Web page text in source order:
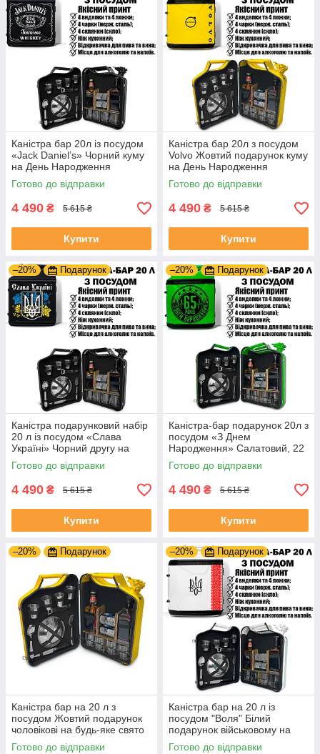
Каністра бар 20л із посудом
«Jack Daniel’s» Чорний куму
на День Народження
Готово до відправки
4 490 ₴ 5 615 ₴
Купити
Каністра бар 20л з посудом
Volvo Жовтий подарунок куму
на День Народження
Готово до відправки
4 490 ₴ 5 615 ₴
Купити
–20% Подарунок
Каністра подарунковий набір
20 л із посудом «Слава
Україні» Чорний другу на
День Народження
Готово до відправки
4 490 ₴ 5 615 ₴
Купити
–20% Подарунок
Каністра-бар подарунок 20л з
посудом «З Днем
Народження» Салатовий, 22
предмети, Шефу
Готово до відправки
4 490 ₴ 5 615 ₴
Купити
–20% Подарунок
Каністра бар на 20 л з
посудом Жовтий подарунок
чоловікові на будь-яке свято
Готово до відправки
–20% Подарунок
Каністра бар на 20 л із
посудом "Воля" Білий
подарунок військовому на
День Народження
Готово до відправки